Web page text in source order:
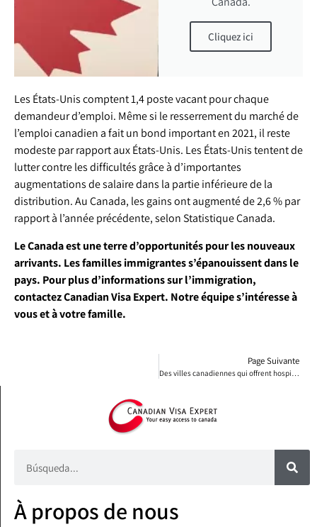
Cliquez ici
Les États-Unis comptent 1,4 poste vacant pour chaque
demandeur d’emploi. Même si le resserrement du marché de
l’emploi canadien a fait un bond important en 2021, il reste
modeste par rapport aux États-Unis. Les États-Unis tentent de
lutter contre les difficultés grâce à d’importantes
augmentations de salaire dans la partie inférieure de la
distribution. Au Canada, les gains ont augmenté de 2,6 % par
rapport à l’année précédente, selon Statistique Canada.
Le Canada est une terre d’opportunités pour les nouveaux
arrivants. Les familles immigrantes s’épanouissent dans le
pays. Pour plus d’informations sur l’immigration,
contactez Canadian Visa Expert. Notre équipe s’intéresse à
vous et à votre famille.
Page Suivante
Des villes canadiennes qui offrent hospitalité, charme et aventure
À propos de nous